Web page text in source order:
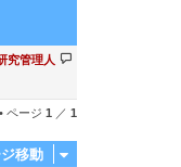
究管理人
ページ 1 ／ 1
移動